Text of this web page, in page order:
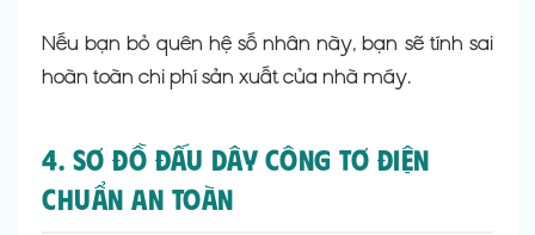
Nếu bạn bỏ quên hệ số nhân này, bạn sẽ tính sai
hoàn toàn chi phí sản xuất của nhà máy.
4. Sơ Đồ Đấu Dây Công Tơ Điện
Chuẩn An Toàn